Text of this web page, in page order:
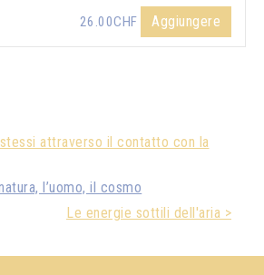
26.00CHF Aggiungere
attraverso il contatto con la
l’uomo, il cosmo
Le energie sottili dell'aria >